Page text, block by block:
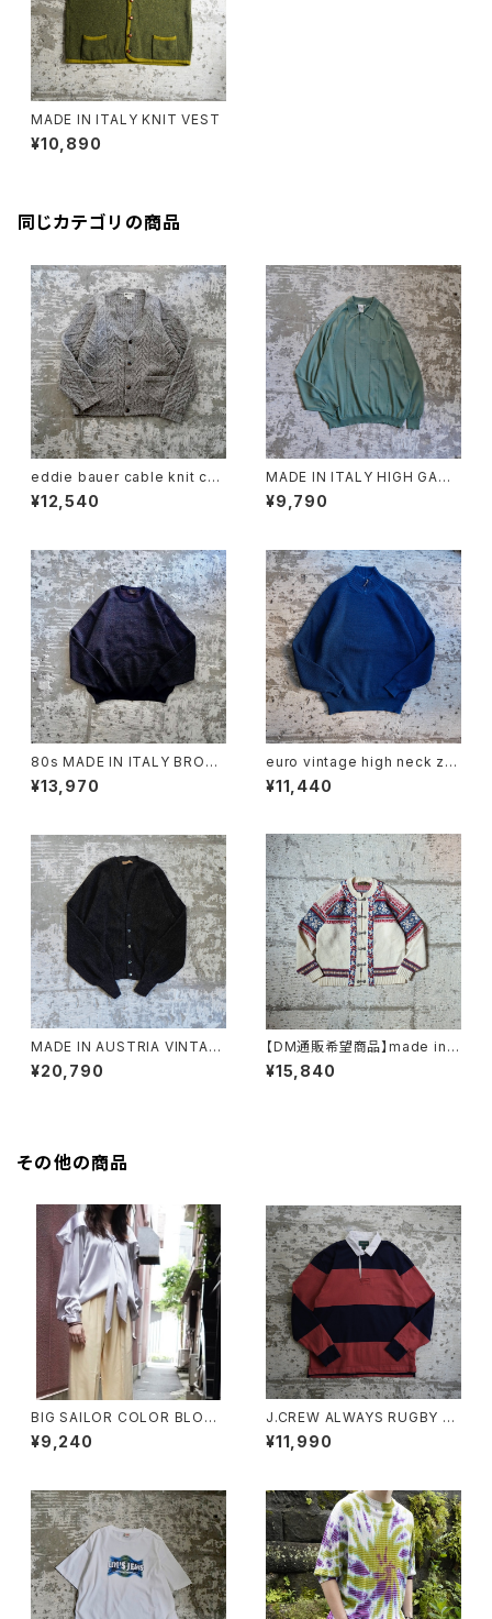
MADE IN ITALY KNIT VEST
¥10,890
同じカテゴリの商品
eddie bauer cable knit car
digan
¥12,540
MADE IN ITALY HIGH GAUG
E KNIT POLO GREEN
¥9,790
80s MADE IN ITALY BROO
KS BROTHERS MERINO W
OOL KNIT SWEATER
¥13,970
euro vintage high neck zip
knit
¥11,440
MADE IN AUSTRIA VINTAG
E FANNI LEMMERMAYER AL
PACA KNIT CARDIGAN
¥20,790
【DM通販希望商品】made in n
orway tyrolean sweater
¥15,840
その他の商品
BIG SAILOR COLOR BLOUS
E
¥9,240
J.CREW ALWAYS RUGBY S
HIRT "PINK"
¥11,990